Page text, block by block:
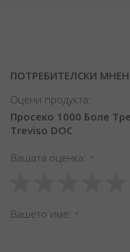
ПОТРЕБИТЕЛСКИ
Оцени продукта:
Просеко 1000 Боле
Treviso DOC
Вашата оценка
star
stars
stars
stars
stars
Вашето име